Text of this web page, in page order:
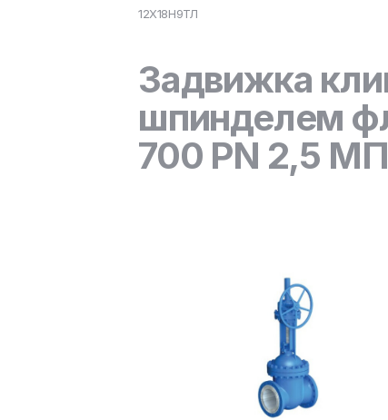
12Х18Н9ТЛ
Задвижка
шпинделем
700 PN 2,5